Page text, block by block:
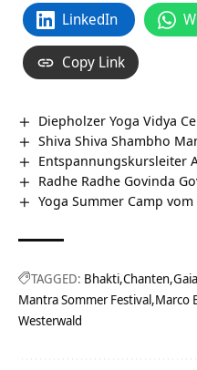
LinkedIn
Copy Link
Diepholzer Yoga Vidya
Shiva Shiva Shambho
Entspannungskursleiter
Radhe Radhe Govinda
Yoga Summer Camp
TAGGED: Bhakti Chanten
Mantra Sommer Festival Marco
Westerwald